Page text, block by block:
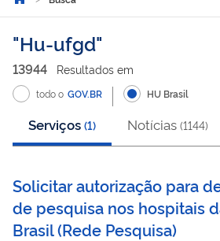
Busca
Hu-ufgd
13944 Resultados em
todo o GOV.BR HU Brasil
Serviços (1) Notícias (1144)
Solicitar autorização para
de pesquisa nos hospitais
Brasil(Rede Pesquisa)